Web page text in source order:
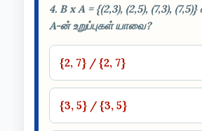
4. B x A = {(2,3), (2,5), (7,3),
A-ன் உறுப்புகள் யாவை?
{2, 7} / {2, 7}
{3, 5} / {3, 5}